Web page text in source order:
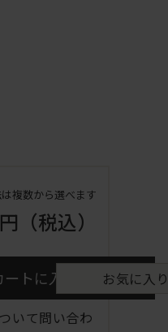
複数から選べます
（税込）
ートに入れる お気に入
いて問い合わ